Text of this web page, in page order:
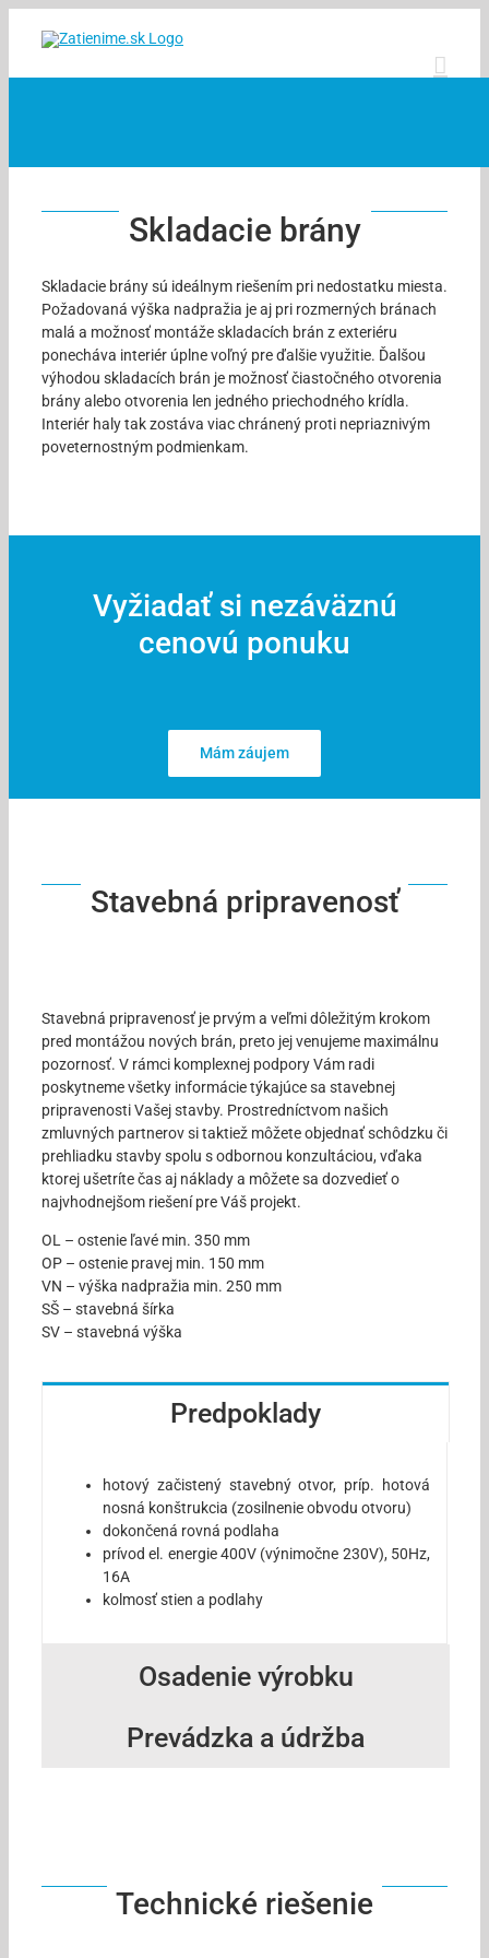
Skladacie brány
Skladacie brány sú ideálnym riešením pri nedostatku miesta.
Požadovaná výška nadpražia je aj pri rozmerných bránach
malá a možnosť montáže skladacích brán z exteriéru
ponecháva interiér úplne voľný pre ďalšie využitie. Ďalšou
výhodou skladacích brán je možnosť čiastočného otvorenia
brány alebo otvorenia len jedného priechodného krídla.
Interiér haly tak zostáva viac chránený proti nepriaznivým
poveternostným podmienkam.
Vyžiadať si nezáväznú
cenovú ponuku
Mám záujem
Stavebná pripravenosť
Stavebná pripravenosť je prvým a veľmi dôležitým krokom
pred montážou nových brán, preto jej venujeme maximálnu
pozornosť. V rámci komplexnej podpory Vám radi
poskytneme všetky informácie týkajúce sa stavebnej
pripravenosti Vašej stavby. Prostredníctvom našich
zmluvných partnerov si taktiež môžete objednať schôdzku či
prehliadku stavby spolu s odbornou konzultáciou, vďaka
ktorej ušetríte čas aj náklady a môžete sa dozvedieť o
najvhodnejšom riešení pre Váš projekt.
OL – ostenie ľavé min. 350 mm
OP – ostenie pravej min. 150 mm
VN – výška nadpražia min. 250 mm
SŠ – stavebná šírka
SV – stavebná výška
Predpoklady
hotový začistený stavebný otvor, príp. hotová
nosná konštrukcia (zosilnenie obvodu otvoru)
dokončená rovná podlaha
prívod el. energie 400V (výnimočne 230V), 50Hz,
16A
kolmosť stien a podlahy
Osadenie výrobku
Prevádzka a údržba
Technické riešenie